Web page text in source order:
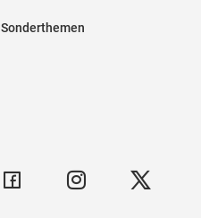
Sonderthemen